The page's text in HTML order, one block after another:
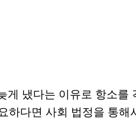
게 냈다는 이유로 항소를
하다면 사회 법정을 통